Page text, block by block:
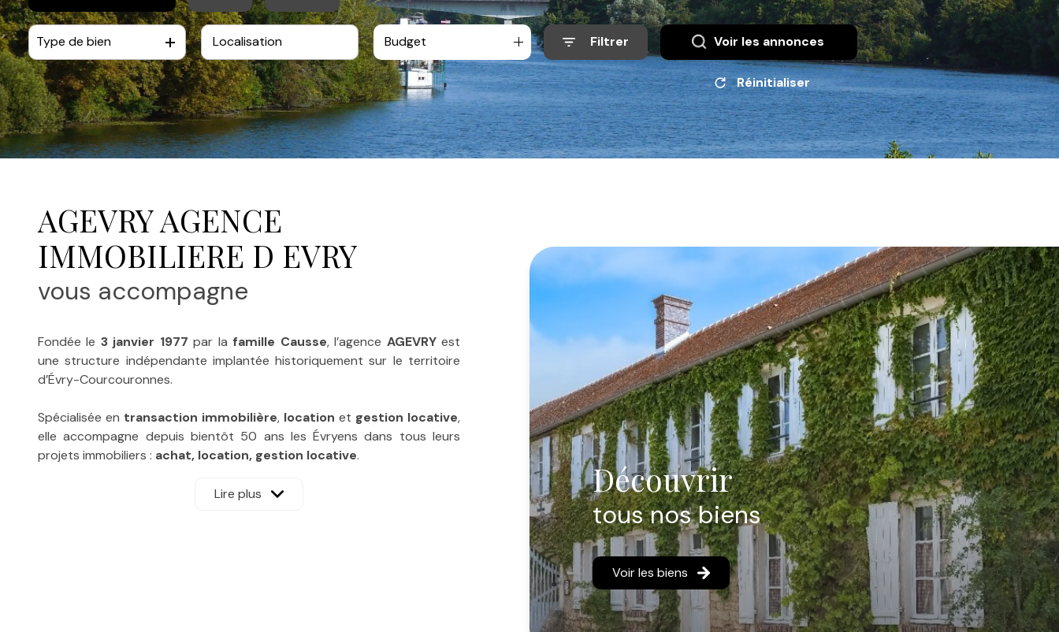
appartement
gestion
locative
De l'ancien à l'année
Type de bien Budget Filtrer Voir les annonces
Réinitialiser
Découvrir
tous nos biens
Voir les biens
AGEVRY AGENCE
IMMOBILIERE D EVRY
vous accompagne
Fondée le 3 janvier 1977 par la famille Causse, l’agence AGEVRYest
une structure indépendante implantée historiquement sur le territoire
d’Évry-Courcouronnes.
Spécialisée en transaction immobilière, location et gestion locative,
elle accompagne depuis bientôt 50 ans les Évryens dans tous leurs
projets immobiliers : achat, location, gestion locative.
À une époque où la ville d’Évry Nouvelle ne comptait que quelques pôles
Lire plus